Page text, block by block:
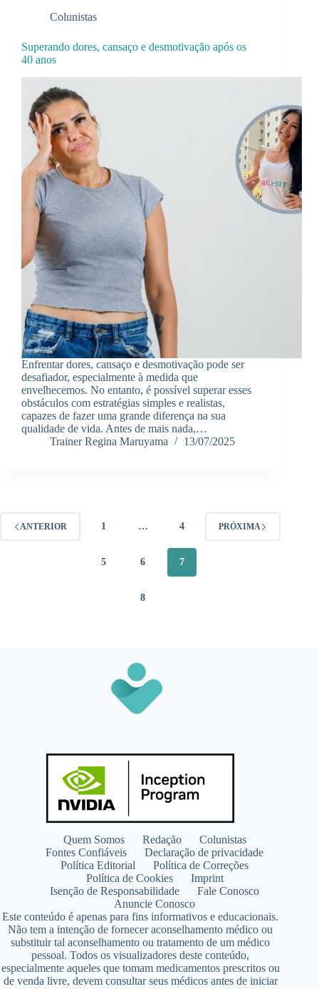
Colunistas
Superando dores, cansaço e desmotivação após os
40 anos
Enfrentar dores, cansaço e desmotivação pode ser
desafiador, especialmente à medida que
envelhecemos. No entanto, é possível superar esses
obstáculos com estratégias simples e realistas,
capazes de fazer uma grande diferença na sua
qualidade de vida. Antes de mais nada,…
Trainer Regina Maruyama
13/07/2025
ANTERIOR 1 … 4
5 6 7
8
PRÓXIMA
Quem Somos Redação
Colunistas
Fontes Confiáveis
Declaração de privacidade
Política Editorial
Política de Correções
Política de Cookies
Imprint
Isenção de Responsabilidade
Fale Conosco
Anuncie Conosco
Este conteúdo é apenas para fins informativos e educacionais.
Não tem a intenção de fornecer aconselhamento médico ou
substituir tal aconselhamento ou tratamento de um médico
pessoal. Todos os visualizadores deste conteúdo,
especialmente aqueles que tomam medicamentos prescritos ou
de venda livre, devem consultar seus médicos antes de iniciar